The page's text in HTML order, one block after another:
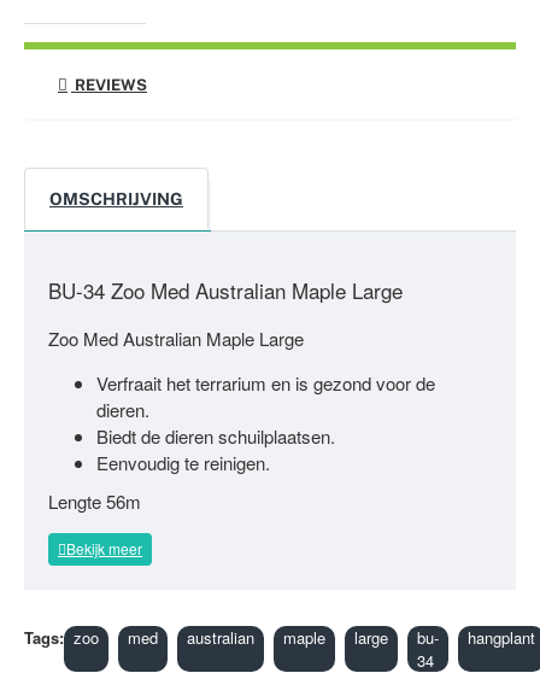
REVIEWS
OMSCHRIJVING
BU-34 Zoo Med Australian Maple Large
Zoo Med Australian Maple Large
Verfraait het terrarium en is gezond voor de
dieren.
Biedt de dieren schuilplaatsen.
Eenvoudig te reinigen.
Lengte 56m
Tags: zoo med australian maple large
bu-
34
hangplant